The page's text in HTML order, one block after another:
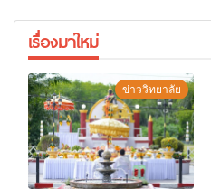
เรื่องมาใหม่
ข่าววิทยาลัย